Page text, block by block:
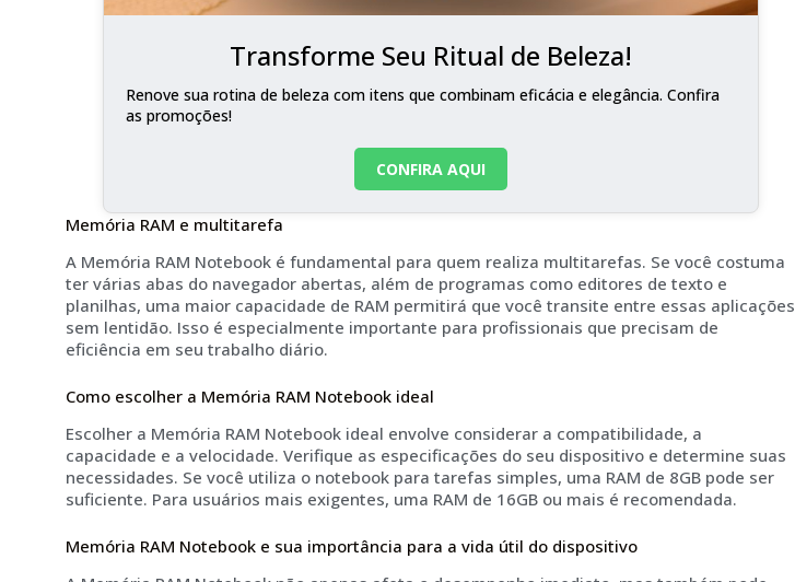
Transforme Seu Ritual de Beleza!
Renove sua rotina de beleza com itens que combinam eficácia e elegância. Confira
as promoções!
CONFIRA AQUI
Memória RAM e multitarefa
A Memória RAM Notebook é fundamental para quem realiza multitarefas. Se você costuma
ter várias abas do navegador abertas, além de programas como editores de texto e
planilhas, uma maior capacidade de RAM permitirá que você transite entre essas aplicações
sem lentidão. Isso é especialmente importante para profissionais que precisam de
eficiência em seu trabalho diário.
Como escolher a Memória RAM Notebook ideal
Escolher a Memória RAM Notebook ideal envolve considerar a compatibilidade, a
capacidade e a velocidade. Verifique as especificações do seu dispositivo e determine suas
necessidades. Se você utiliza o notebook para tarefas simples, uma RAM de 8GB pode ser
suficiente. Para usuários mais exigentes, uma RAM de 16GB ou mais é recomendada.
Memória RAM Notebook e sua importância para a vida útil do dispositivo